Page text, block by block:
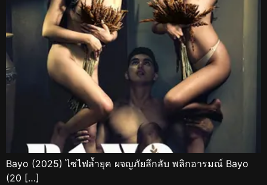
Bayo (2025) ไซไฟล้ำยุค ผจญภัยลึกลับ พลิกอารมณ์ Bayo
(20 […]